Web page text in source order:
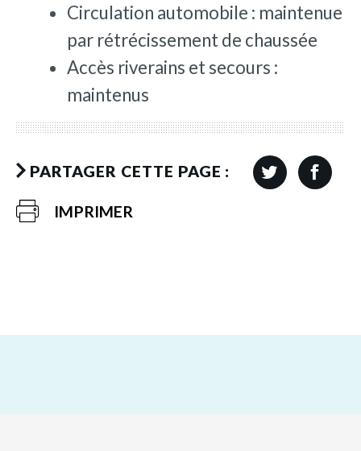
Circulation automobile : maintenue
par rétrécissement de chaussée
Accès riverains et secours :
maintenus
PARTAGER CETTE PAGE :
IMPRIMER